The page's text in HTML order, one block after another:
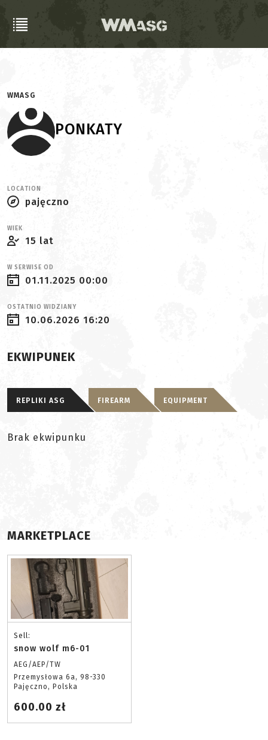
WMASG
PONKATY
LOCATION
pajęczno
WIEK
15 lat
W SERWISE OD
01.11.2025 00:00
OSTATNIO WIDZIANY
10.06.2026 16:20
EKWIPUNEK
REPLIKI ASG FIREARM EQUIPMENT
Brak ekwipunku
MARKETPLACE
Sell:
snow wolf m6-01
AEG/AEP/TW
Przemysłowa 6a, 98-330
Pajęczno, Polska
600.00 zł